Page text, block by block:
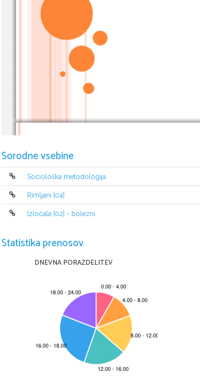
BESEDA O AVTORJU
 Rodil se je leta 1851, v
 Bil je ljubljanski župan
Postal je odvetniški
Umrl leta 1923 v Ljubljani
Sorodne vsebine
Sociološka metodologija
Rimljani [04]
Izločala [02] - bolezni
Statistika prenosov
DNEVNA PORAZDELITEV